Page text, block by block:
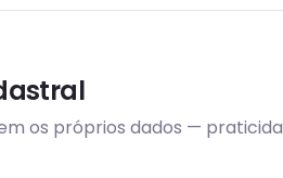
os próprios dados —